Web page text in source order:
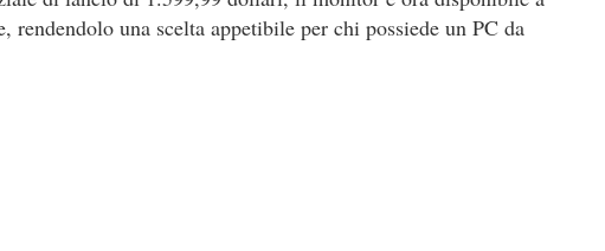
rendendolo una scelta appetibile per chi possiede un PC da